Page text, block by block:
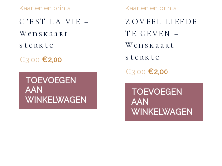
Kaarten en prints
C’EST LA VIE –
Wenskaart
sterkte
€3,00 €2,00
TOEVOEGEN
AAN
WINKELWAGEN
Kaarten en prints
ZOVEEL LIEFDE
TE GEVEN –
Wenskaart
sterkte
€3,00 €2,00
TOEVOEGEN
AAN
WINKELWAGEN